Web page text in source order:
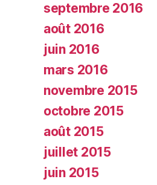
septembre 2016
août 2016
juin 2016
mars 2016
novembre 2015
octobre 2015
août 2015
juillet 2015
juin 2015